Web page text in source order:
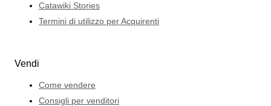
Catawiki Stories
Termini di utilizzo per Acquirenti
Vendi
Come vendere
Consigli per venditori